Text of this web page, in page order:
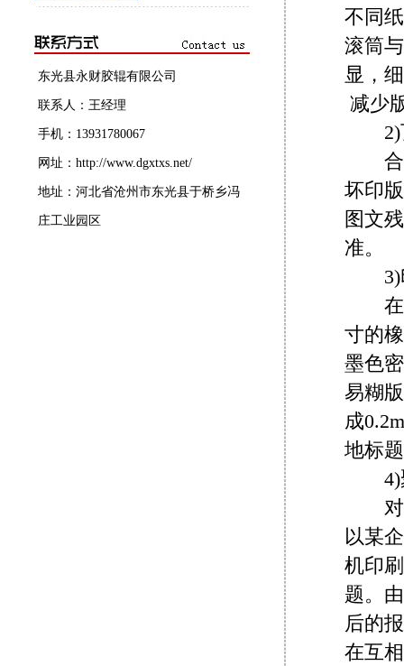
东光县永财胶辊有限公司
联系人：王经理
手机：13931780067
网址：http://www.dgxtxs.net/
地址：河北省沧州市东光县于桥乡冯
庄工业园区
不同
滚筒
显，
减少
2)瓦
合压
坏印
图文
准。
3)印
在生
寸的
墨色
易糊
成
地标
4)聚
对于
以某
机印
题。
后的
在互